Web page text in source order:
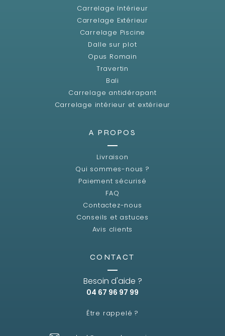
Carrelage Intérieur
Carrelage Extérieur
Carrelage Piscine
Dalle sur plot
Opus Romain
Travertin
Bali
Carrelage antidérapant
Carrelage intérieur et extérieur
A PROPOS
Livraison
Qui sommes-nous ?
Paiement sécurisé
FAQ
Contactez-nous
Conseils et astuces
Avis clients
CONTACT
Besoin d'aide ?
04 67 96 97 99
Être rappelé ?